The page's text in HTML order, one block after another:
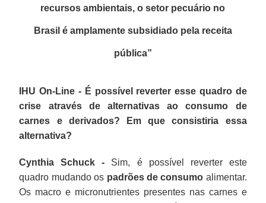
recursos ambientais, o setor pecuário no
Brasil é amplamente subsidiado pela receita
pública”
IHU On-Line - É possível reverter esse quadro de
crise através de alternativas ao consumo de
carnes e derivados? Em que consistiria essa
alternativa?
Cynthia Schuck - Sim, é possível reverter este
quadro mudando os padrões de consumo alimentar.
Os macro e micronutrientes presentes nas carnes e